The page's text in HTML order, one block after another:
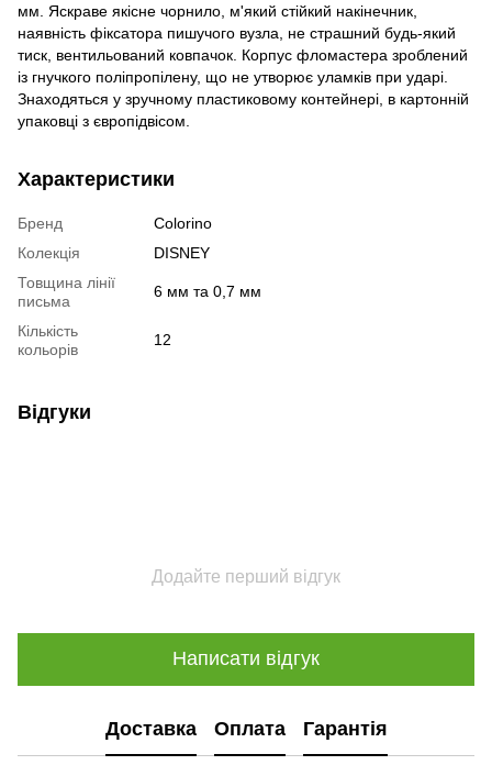
мм. Яскраве якісне чорнило, м'який стійкий накінечник,
наявність фіксатора пишучого вузла, не страшний будь-який
тиск, вентильований ковпачок. Корпус фломастера зроблений
із гнучкого поліпропілену, що не утворює уламків при ударі.
Знаходяться у зручному пластиковому контейнері, в картонній
упаковці з європідвісом.
Характеристики
Бренд
Colorino
Колекція
DISNEY
Товщина лінії
письма
6 мм та 0,7 мм
Кількість
кольорів
12
Відгуки
Додайте перший відгук
Написати відгук
Доставка Оплата Гарантія